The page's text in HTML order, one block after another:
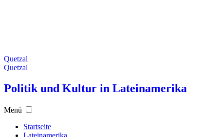
Quetzal
Quetzal
Politik und Kultur in Lateinamerika
Menü
Startseite
Lateinamerika